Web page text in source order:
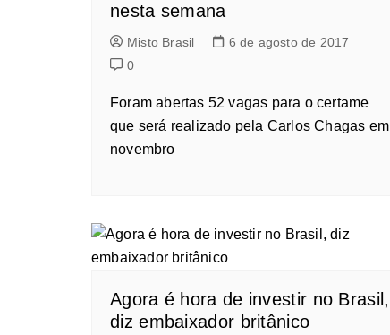
nesta semana
Misto Brasil
6 de agosto de 2017
0
Foram abertas 52 vagas para o certame
que será realizado pela Carlos Chagas em
novembro
Agora é hora de investir no Brasil,
diz embaixador britânico